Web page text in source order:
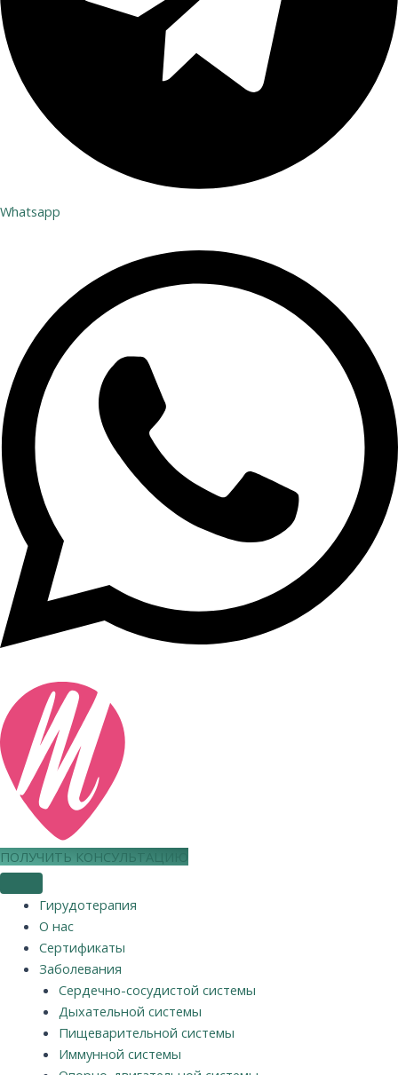
Whatsapp
ПОЛУЧИТЬ КОНСУЛЬТАЦИЮ
Гирудотерапия
О нас
Сертификаты
Заболевания
Сердечно-сосудистой системы
Дыхательной системы
Пищеварительной системы
Иммунной системы